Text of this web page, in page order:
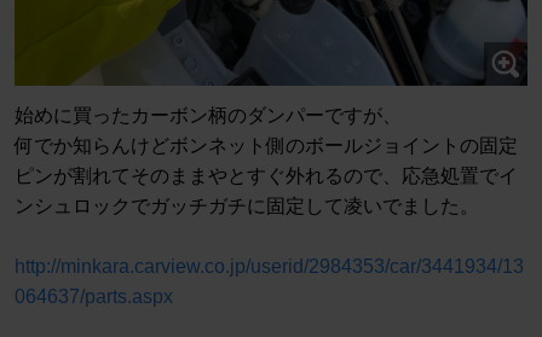
始めに買ったカーボン柄のダンパーですが、
何でか知らんけどボンネット側のボールジョイントの固定
ピンが割れてそのままやとすぐ外れるので、応急処置でイ
ンシュロックでガッチガチに固定して凌いでました。
http://minkara.carview.co.jp/userid/2984353/car/3441934/13
064637/parts.aspx